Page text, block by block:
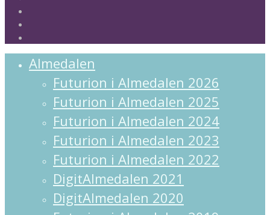
Almedalen
Futurion i Almedalen 2026
Futurion i Almedalen 2025
Futurion i Almedalen 2024
Futurion i Almedalen 2023
Futurion i Almedalen 2022
DigitAlmedalen 2021
DigitAlmedalen 2020